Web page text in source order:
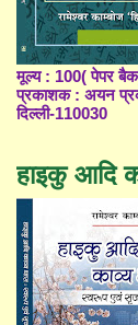
मूल्य : 100( पेपर
प्रकाशक : अयन
दिल्ली-110030
हाइकु आदि